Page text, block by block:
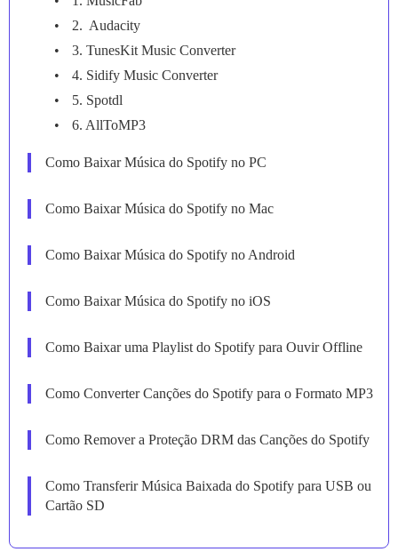
2. Audacity
3. TunesKit Music Converter
4. Sidify Music Converter
5. Spotdl
6. AllToMP3
Como Baixar Música do Spotify no PC
Como Baixar Música do Spotify no Mac
Como Baixar Música do Spotify no Android
Como Baixar Música do Spotify no iOS
Como Baixar uma Playlist do Spotify para Ouvir Offline
Como Converter Canções do Spotify para o Formato MP3
Como Remover a Proteção DRM das Canções do Spotify
Como Transferir Música Baixada do Spotify para USB ou
Cartão SD